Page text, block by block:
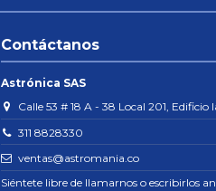
Contáctanos
Astrónica SAS
Calle 53 # 18 A - 38 Local 201, Edificio
311 8828330
ventas@astromania.co
Siéntete libre de llamarnos o escribirlos